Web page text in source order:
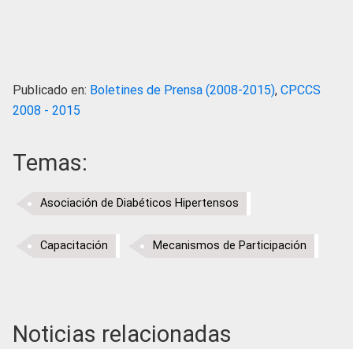
Publicado en: Boletines de Prensa (2008-2015), CPCCS
2008 - 2015
Temas:
Asociación de Diabéticos Hipertensos
Capacitación Mecanismos de Participación
Noticias relacionadas